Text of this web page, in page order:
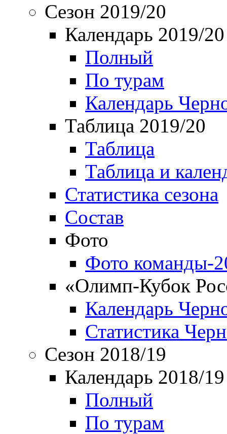
Сезон 2019/20
Календарь 2019/20
Полный
По турам
Календарь
Таблица 2019/20
Таблица
Таблица и
Статистика сезона
Состав
Фото
Фото команды-
«Олимп-Кубок
Календарь
Статистика
Сезон 2018/19
Календарь 2018/19
Полный
По турам